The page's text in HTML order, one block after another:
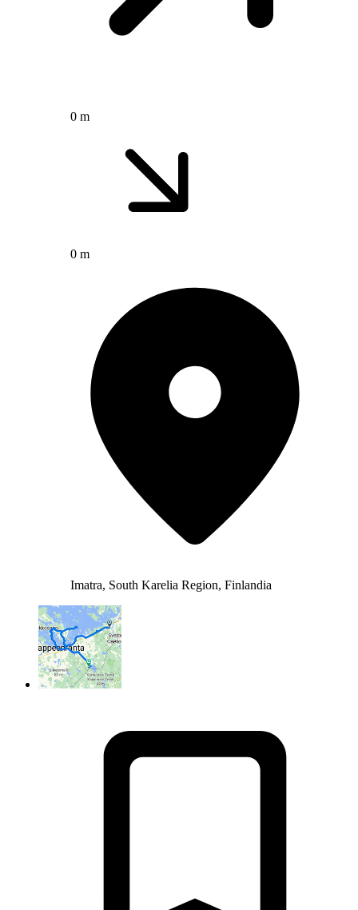
0 m
0 m
Imatra, South Karelia Region, Finlandia